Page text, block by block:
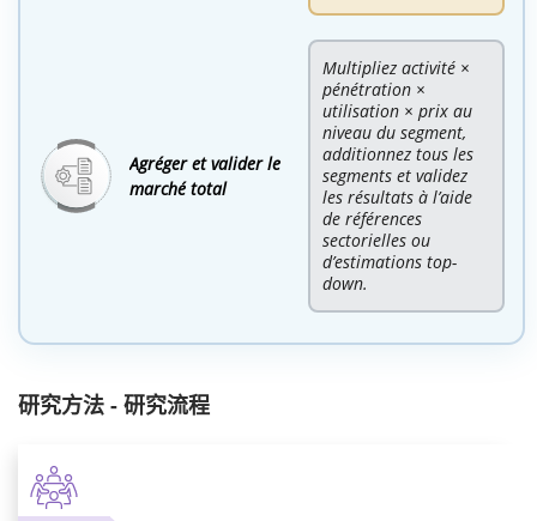
Agréger et valider le
marché total
Multipliez activité ×
pénétration ×
utilisation × prix au
niveau du segment,
additionnez tous les
segments et validez
les résultats à l’aide
de références
sectorielles ou
d’estimations top-
down.
研究方法 - 研究流程